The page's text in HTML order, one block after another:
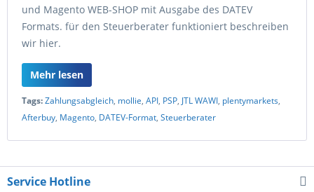
und Magento WEB-SHOP mit Ausgabe des DATEV
Formats. für den Steuerberater funktioniert beschreiben
wir hier.
Mehr lesen
Tags:Zahlungsabgleich, mollie, API, PSP, JTL WAWI, plentymarkets,
Afterbuy, Magento, DATEV-Format, Steuerberater
Service Hotline